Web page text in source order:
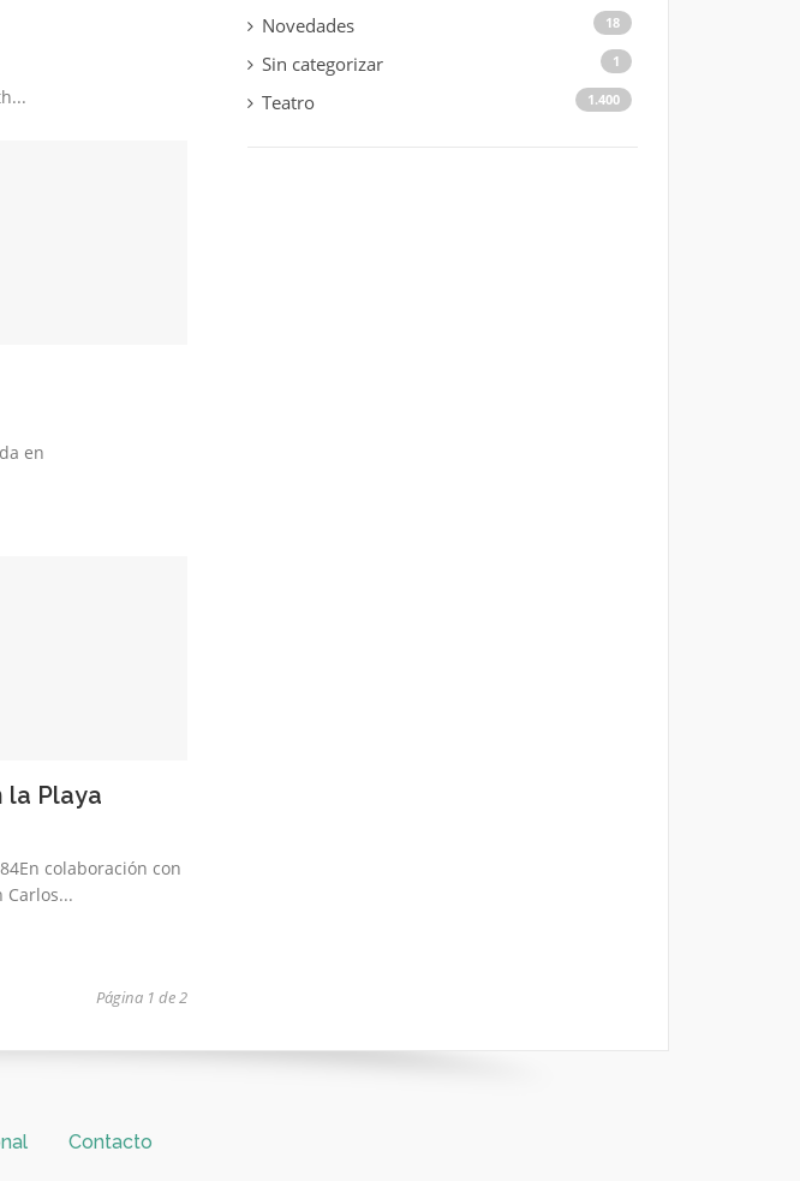
en
la Playa
colaboración con
Carlos...
Página 1 de 2
Novedades 18
Sin categorizar 1
Teatro 1.400
Contacto